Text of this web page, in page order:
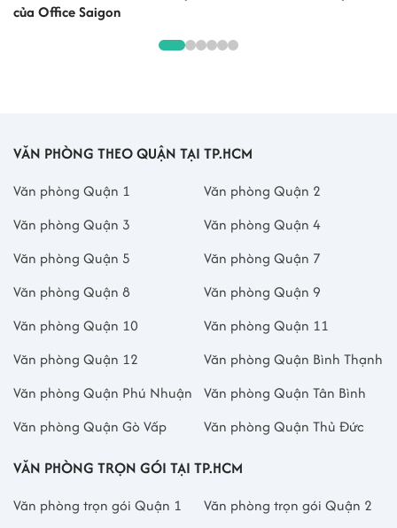
của Office Saigon
VĂN PHÒNG THEO QUẬN TẠI TP.HCM
Văn phòng Quận 1
Văn phòng Quận 2
Văn phòng Quận 3
Văn phòng Quận 4
Văn phòng Quận 5
Văn phòng Quận 7
Văn phòng Quận 8
Văn phòng Quận 9
Văn phòng Quận 10
Văn phòng Quận 11
Văn phòng Quận 12
Văn phòng Quận Bình Thạnh
Văn phòng Quận Phú Nhuận
Văn phòng Quận Tân Bình
Văn phòng Quận Gò Vấp
Văn phòng Quận Thủ Đức
VĂN PHÒNG TRỌN GÓI TẠI TP.HCM
Văn phòng trọn gói Quận 1
Văn phòng trọn gói Quận 2